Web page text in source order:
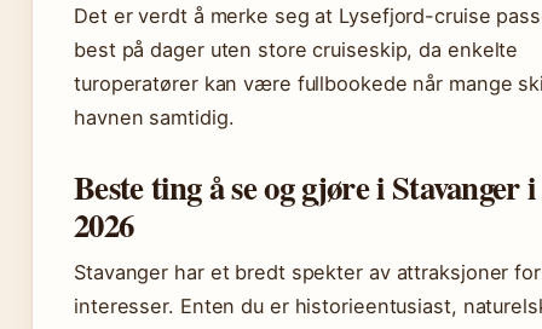
Det er verdt å merke seg at Lysefjord-cruise
best på dager uten store cruiseskip, da enkelte
turoperatører kan være fullbookede når mange
havnen samtidig.
Beste ting å se og gjøre i Stavanger i
2026
Stavanger har et bredt spekter av attraksjoner
interesser. Enten du er historieentusiast,